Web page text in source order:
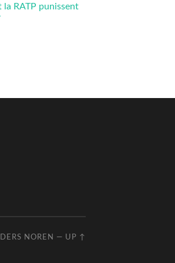
la RATP punissent
NOREN — UP ↑